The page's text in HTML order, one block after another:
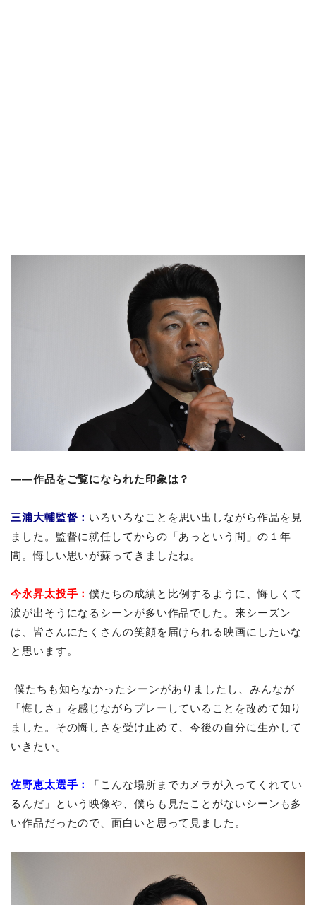
――作品をご覧になられた印象は？
三浦大輔監督： いろいろなことを思い出しながら作品を見
ました。監督に就任してからの「あっという間」の１年
間。悔しい思いが蘇ってきましたね。
今永昇太投手 ：僕たちの成績と比例するように、悔しくて
涙が出そうになるシーンが多い作品でした。来シーズン
は、皆さんにたくさんの笑顔を届けられる映画にしたいな
と思います。
僕たちも知らなかったシーンがありましたし、みんなが
「悔しさ」を感じながらプレーしていることを改めて知り
ました。その悔しさを受け止めて、今後の自分に生かして
いきたい。
佐野恵太選手：
「こんな場所までカメラが入ってくれてい
るんだ」という映像や、僕らも見たことがないシーンも多
い作品だったので、面白いと思って見ました。